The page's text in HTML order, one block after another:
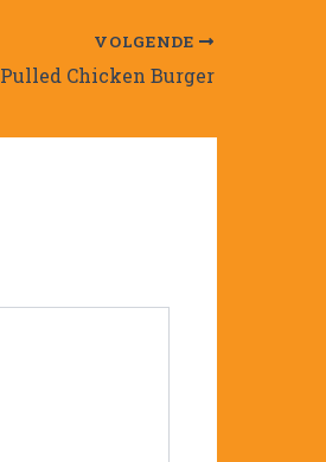
VOLGENDE
Pulled Chicken Burger